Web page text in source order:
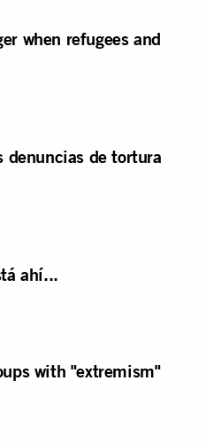
when refugees and
denuncias de tortura
ahí...
with "extremism"